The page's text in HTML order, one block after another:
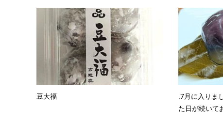
豆大福
.7月に入りま
た日が続いて